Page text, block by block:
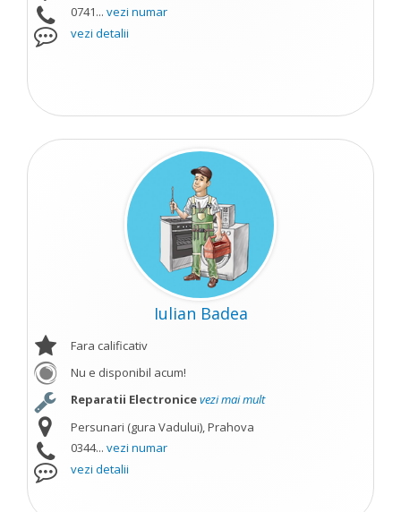
0741... vezi numar
vezi detalii
Iulian Badea
Fara calificativ
Nu e disponibil acum!
Reparatii Electronicevezi mai mult
Persunari (gura Vadului), Prahova
0344... vezi numar
vezi detalii